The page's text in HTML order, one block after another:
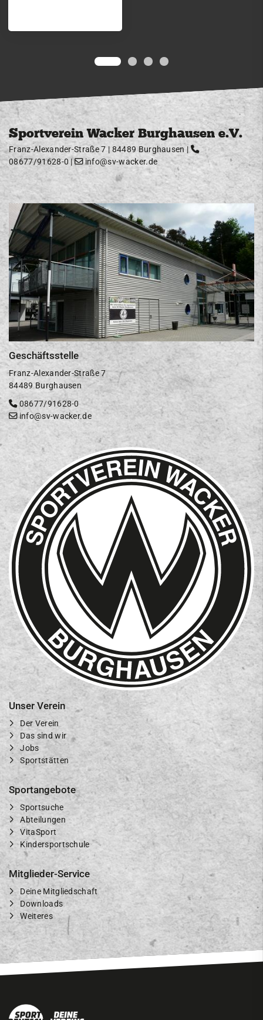
Sportverein Wacker Burghausen e.V.
Franz-Alexander-Straße 7 | 84489 Burghausen |
08677/91628-0 | info@sv-wacker.de
Geschäftsstelle
Franz-Alexander-Straße 7
84489 Burghausen
08677/91628-0
info@sv-wacker.de
Unser Verein
Der Verein
Das sind wir
Jobs
Sportstätten
Sportangebote
Sportsuche
Abteilungen
VitaSport
Kindersportschule
Mitglieder-Service
Deine Mitgliedschaft
Downloads
Weiteres